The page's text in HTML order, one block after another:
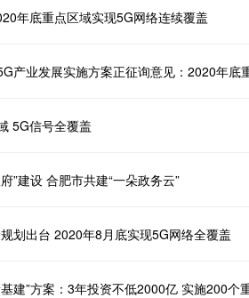
年底重点区域实现5G网络连续覆盖
5G信号全覆盖
”建设 合肥市共建“一朵政务云”
划出台 2020年8月底实现5G网络全覆盖
建”方案：3年投资不低2000亿 实施200个